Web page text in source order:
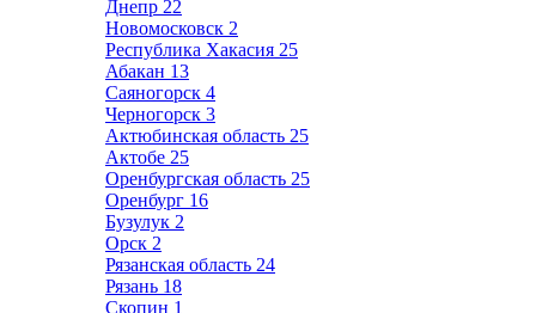
Днепр 22
Новомосковск 2
Республика Хакасия 25
Абакан 13
Саяногорск 4
Черногорск 3
Актюбинская область 25
Актобе 25
Оренбургская область 25
Оренбург 16
Бузулук 2
Орск 2
Рязанская область 24
Рязань 18
Скопин 1